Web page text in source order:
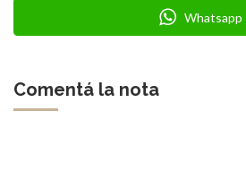
Whatsapp
Comentá la nota